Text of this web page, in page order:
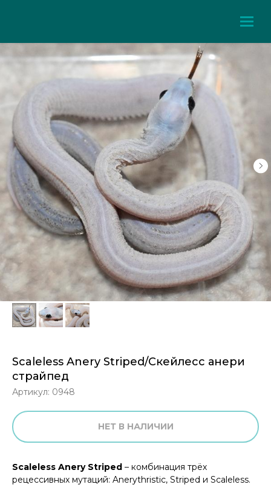
Scaleless Anery Striped/Скейлесс анери
страйпед
Артикул: 0948
НЕТ В НАЛИЧИИ
Scaleless Anery Striped – комбинация трёх
рецессивных мутаций: Anerythristic, Striped и Scaleless.